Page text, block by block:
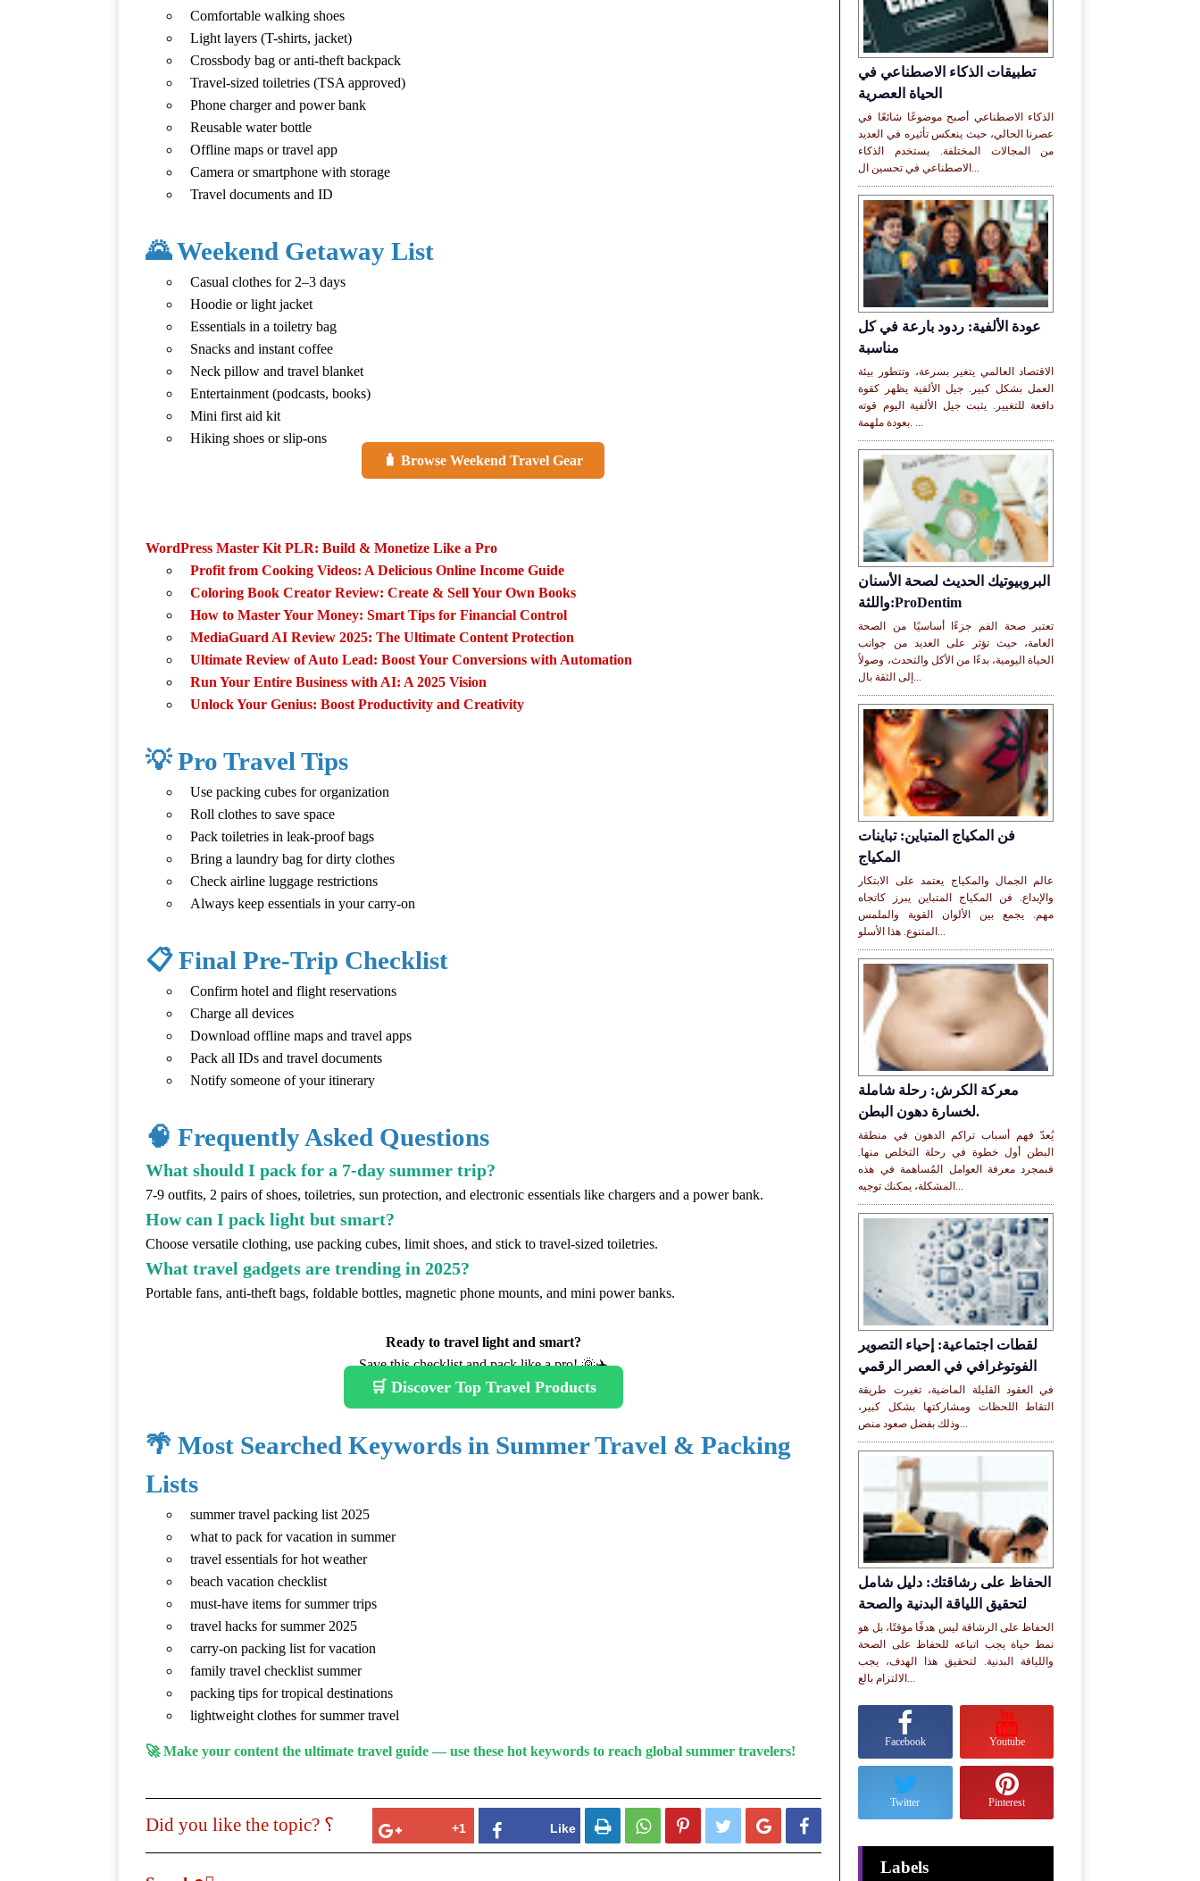
Comfortable walking shoes
Light layers (T-shirts, jacket)
Crossbody bag or anti-theft backpack
Travel-sized toiletries (TSA approved)
Phone charger and power bank
Reusable water bottle
Offline maps or travel app
Camera or smartphone with storage
Travel documents and ID
🌄 Weekend Getaway List
Casual clothes for 2–3 days
Hoodie or light jacket
Essentials in a toiletry bag
Snacks and instant coffee
Neck pillow and travel blanket
Entertainment (podcasts, books)
Mini first aid kit
Hiking shoes or slip-ons
🧳 Browse Weekend Travel Gear
WordPress Master Kit PLR: Build & Monetize Like a Pro
Profit from Cooking Videos: A Delicious Online Income Guide
Coloring Book Creator Review: Create & Sell Your Own Books
How to Master Your Money: Smart Tips for Financial Control
MediaGuard AI Review 2025: The Ultimate Content Protection
Ultimate Review of Auto Lead: Boost Your Conversions with Automation
Run Your Entire Business with AI: A 2025 Vision
Unlock Your Genius: Boost Productivity and Creativity
💡 Pro Travel Tips
Use packing cubes for organization
Roll clothes to save space
Pack toiletries in leak-proof bags
Bring a laundry bag for dirty clothes
Check airline luggage restrictions
Always keep essentials in your carry-on
📋 Final Pre-Trip Checklist
Confirm hotel and flight reservations
Charge all devices
Download offline maps and travel apps
Pack all IDs and travel documents
Notify someone of your itinerary
🧠 Frequently Asked Questions
What should I pack for a 7-day summer trip?
7-9 outfits, 2 pairs of shoes, toiletries, sun protection, and electronic essentials like chargers and a power bank.
How can I pack light but smart?
Choose versatile clothing, use packing cubes, limit shoes, and stick to travel-sized toiletries.
What travel gadgets are trending in 2025?
Portable fans, anti-theft bags, foldable bottles, magnetic phone mounts, and mini power banks.
Ready to travel light and smart?
Save this checklist and pack like a pro! 🌞✈️
🛒 Discover Top Travel Products
🌴 Most Searched Keywords in Summer Travel & Packing
Lists
summer travel packing list 2025
what to pack for vacation in summer
travel essentials for hot weather
beach vacation checklist
must-have items for summer trips
travel hacks for summer 2025
carry-on packing list for vacation
family travel checklist summer
packing tips for tropical destinations
lightweight clothes for summer travel
🚀 Make your content the ultimate travel guide — use these hot keywords to reach global summer travelers!
Did you like the topic? ؟ 





تطبيقات الذكاء الاصطناعي في
الحياة العصرية
الذكاء الاصطناعي أصبح موضوعًا شائعًا في
عصرنا الحالي، حيث ينعكس تأثيره في العديد
من المجالات المختلفة. يستخدم الذكاء
الاصطناعي في تحسين ال...
عودة الألفية: ردود بارعة في كل
مناسبة
الاقتصاد العالمي يتغير بسرعة، وتتطور بيئة
العمل بشكل كبير. جيل الألفية يظهر كقوة
دافعة للتغيير. يثبت جيل الألفية اليوم قوته
بعودة ملهمة. ...
البروبيوتيك الحديث لصحة الأسنان
واللثة:ProDentim
تعتبر صحة الفم جزءًا أساسيًا من الصحة
العامة، حيث تؤثر على العديد من جوانب
الحياة اليومية، بدءًا من الأكل والتحدث، وصولاً
إلى الثقة بال...
فن المكياج المتباين: تباينات
المكياج
عالم الجمال والمكياج يعتمد على الابتكار
والإبداع. فن المكياج المتباين يبرز كاتجاه
مهم. يجمع بين الألوان القوية والملمس
المتنوع. هذا الأسلو...
معركة الكرش: رحلة شاملة
لخسارة دهون البطن.
يُعدّ فهم أسباب تراكم الدهون في منطقة
البطن أول خطوة في رحلة التخلص منها.
فبمجرد معرفة العوامل المُساهمة في هذه
المشكلة، يمكنك توجيه...
لقطات اجتماعية: إحياء التصوير
الفوتوغرافي في العصر الرقمي
في العقود القليلة الماضية، تغيرت طريقة
التقاط اللحظات ومشاركتها بشكل كبير،
وذلك بفضل صعود منص...
الحفاظ على رشاقتك: دليل شامل
لتحقيق اللياقة البدنية والصحة
الحفاظ على الرشاقة ليس هدفًا مؤقتًا، بل هو
نمط حياة يجب اتباعه للحفاظ على الصحة
واللياقة البدنية. لتحقيق هذا الهدف، يجب
الالتزام بالع...
Facebook Youtube
Twitter Pinterest
Labels